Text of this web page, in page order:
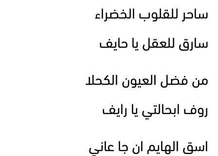
ساحر للقلوب الخضراء
سارق للعقل يا حايف
من فضل العيون الكحلا
روف ابحالتي يا رايف
اسق الهايم ان جا عاني